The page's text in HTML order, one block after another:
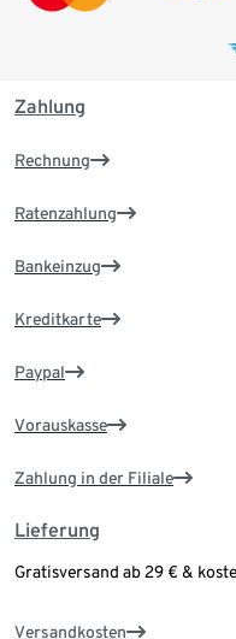
Zahlung
Rechnung
Ratenzahlung
Bankeinzug
Kreditkarte
Paypal
Vorauskasse
Zahlung in der Filiale
Lieferung
Gratisversand ab 29 € &
Versandkosten